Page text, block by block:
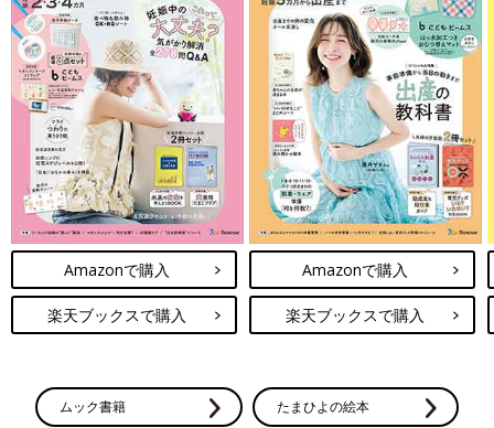
Amazonで購入
楽天ブックスで購入
Amazonで購入
楽天ブックスで購入
ムック書籍 たまひよの絵本